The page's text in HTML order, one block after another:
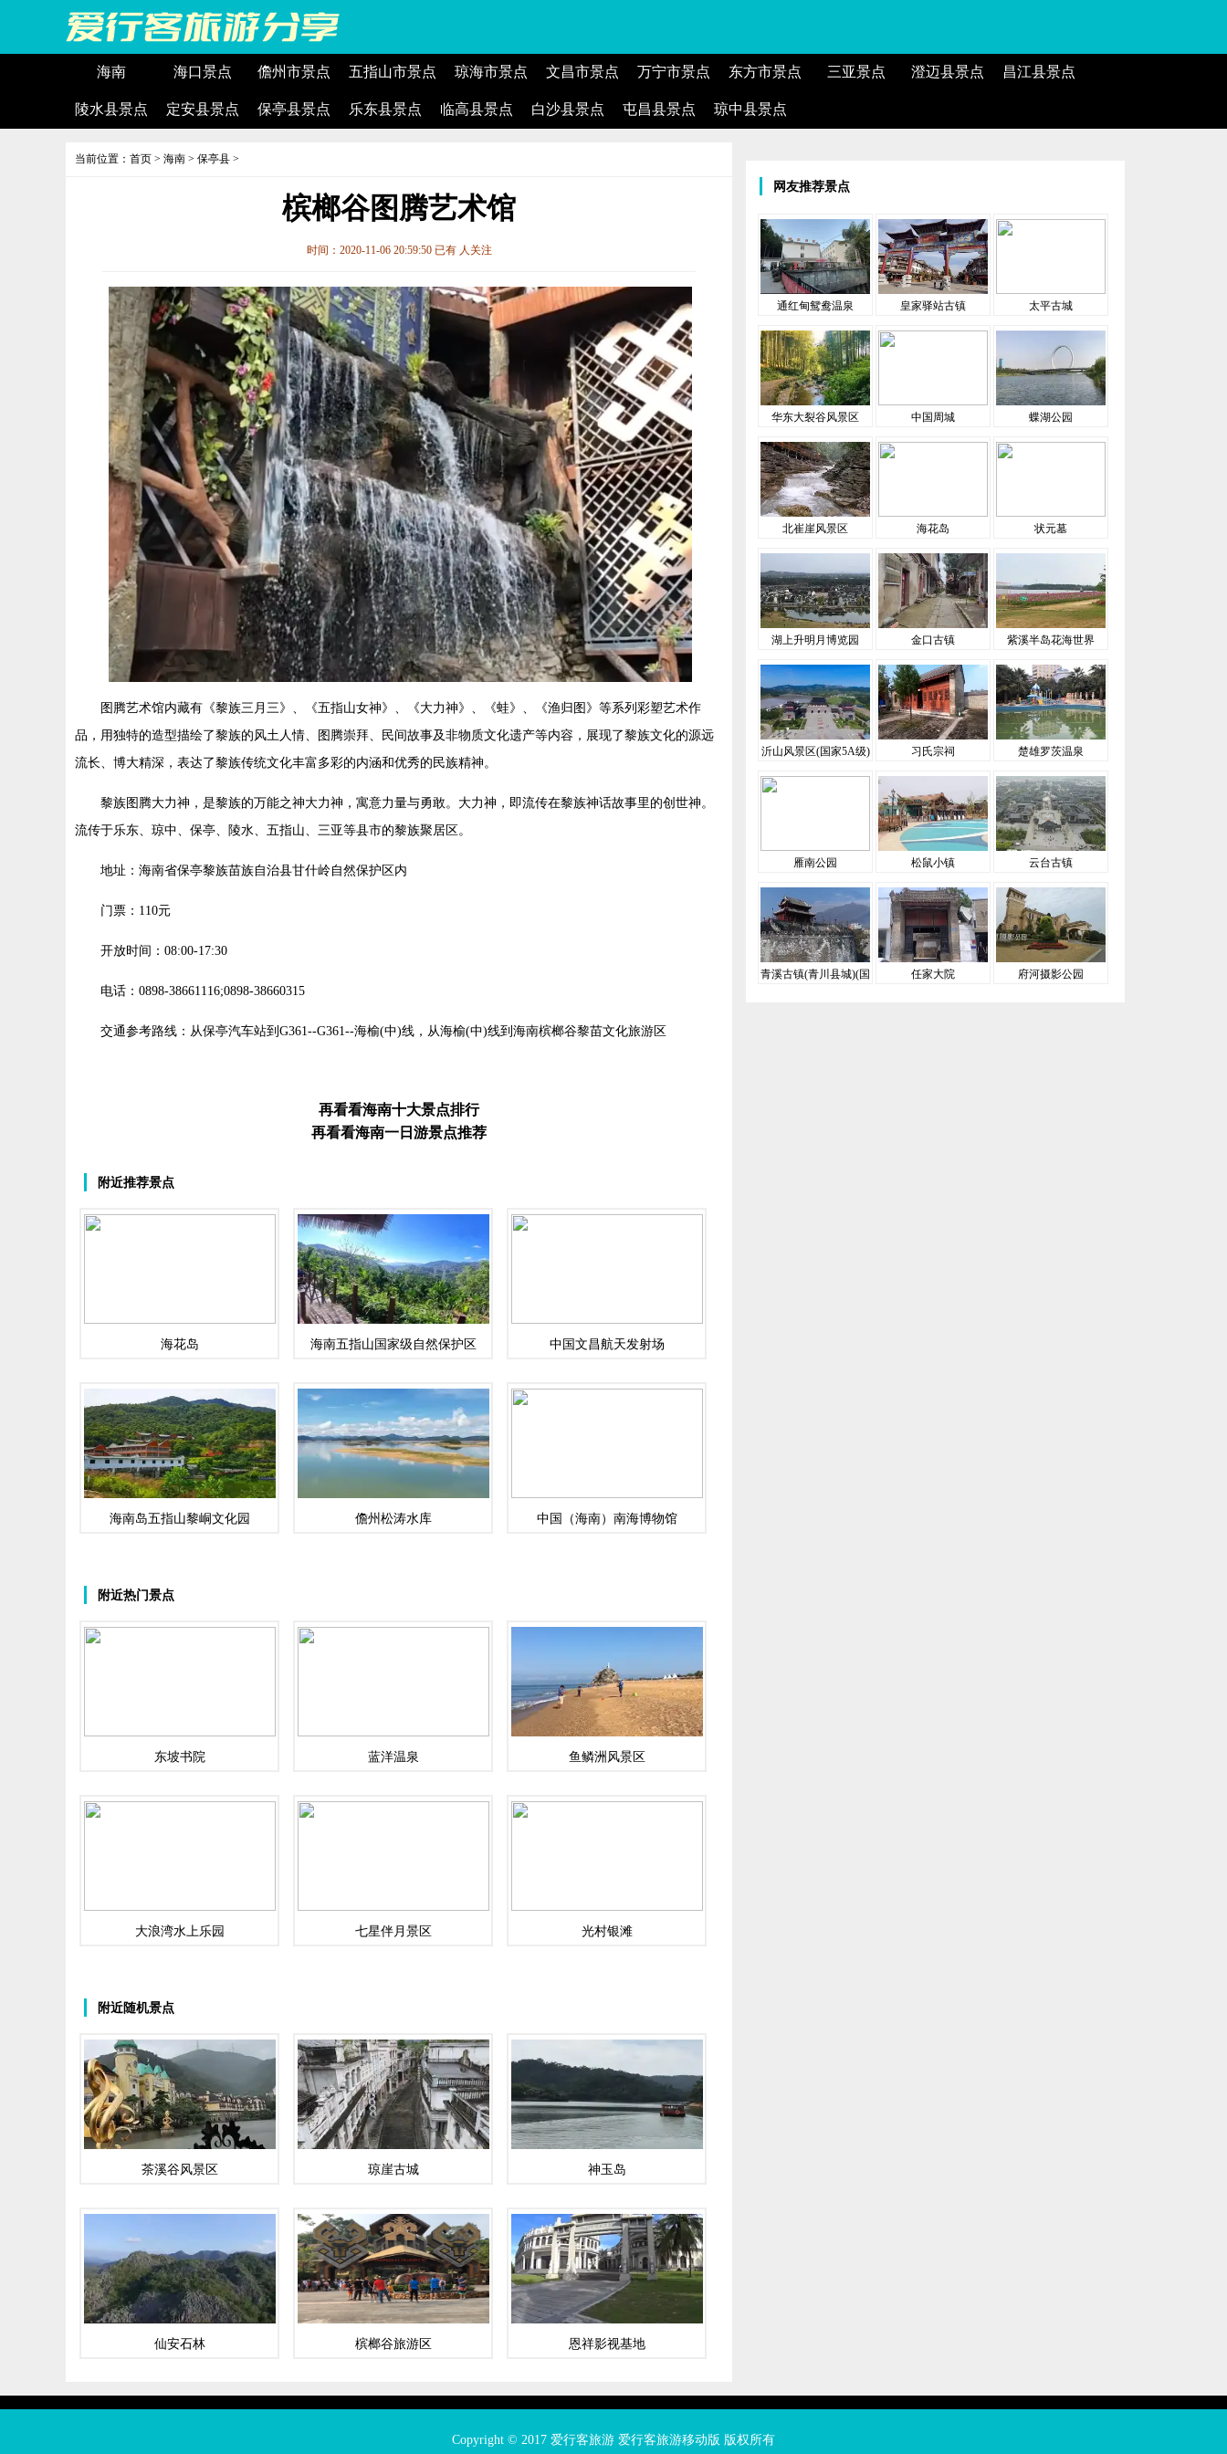
海南 海口景点 儋州市景点 五指山市景点 琼海市景点 文昌市景点 万宁市景点 东方市景点 三亚景点 澄迈县景点 昌江县景点
陵水县景点 定安县景点 保亭县景点 乐东县景点 临高县景点 白沙县景点 屯昌县景点 琼中县景点
当前位置： 首页 > 海南 > 保亭县 >
槟榔谷图腾艺术馆
时间：2020-11-06 20:59:50 已有 人关注
图腾艺术馆内藏有《黎族三月三》、《五指山女神》、《大力神》、《蛙》、《渔归图》等系列彩塑艺术作
品，用独特的造型描绘了黎族的风土人情、图腾崇拜、民间故事及非物质文化遗产等内容，展现了黎族文化的源远
流长、博大精深，表达了黎族传统文化丰富多彩的内涵和优秀的民族精神。
黎族图腾大力神，是黎族的万能之神大力神，寓意力量与勇敢。大力神，即流传在黎族神话故事里的创世神。
流传于乐东、琼中、保亭、陵水、五指山、三亚等县市的黎族聚居区。
地址：海南省保亭黎族苗族自治县甘什岭自然保护区内
门票：110元
开放时间：08:00-17:30
电话：0898-38661116;0898-38660315
交通参考路线：从保亭汽车站到G361--G361--海榆(中)线，从海榆(中)线到海南槟榔谷黎苗文化旅游区
再看看海南十大景点排行
再看看海南一日游景点推荐
附近推荐景点
海花岛 海南五指山国家级自然保护区 中国文昌航天发射场
海南岛五指山黎峒文化园 儋州松涛水库 中国（海南）南海博物馆
附近热门景点
东坡书院 蓝洋温泉 鱼鳞洲风景区
大浪湾水上乐园 七星伴月景区 光村银滩
附近随机景点
茶溪谷风景区 琼崖古城 神玉岛
仙安石林 槟榔谷旅游区 恩祥影视基地
网友推荐景点
通红甸鸳鸯温泉 皇家驿站古镇 太平古城
华东大裂谷风景区 中国周城 蝶湖公园
北崔崖风景区 海花岛 状元墓
湖上升明月博览园 金口古镇 紫溪半岛花海世界
沂山风景区(国家5A级) 习氏宗祠 楚雄罗茨温泉
雁南公园 松鼠小镇 云台古镇
青溪古镇(青川县城)(国
任家大院 府河摄影公园
Copyright © 2017 爱行客旅游 爱行客旅游移动版 版权所有